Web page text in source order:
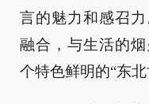
言的魅力和感召
融合，与生活的
个特色鲜明的“东北